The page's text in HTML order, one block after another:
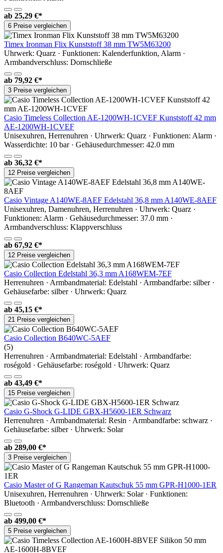
ab 25,29 €*
6 Preise vergleichen
Timex Ironman Flix Kunststoff 38 mm TW5M63200
Uhrwerk: Quarz · Funktionen: Kalenderfunktion, Alarm ·
Armbandverschluss: Dornschließe
ab 79,92 €*
3 Preise vergleichen
Casio Timeless Collection AE-1200WH-1CVEF Kunststoff 42 mm
AE-1200WH-1CVEF
Unisexuhren, Herrenuhren · Uhrwerk: Quarz · Funktionen: Alarm ·
Wasserdichte: 10 bar · Gehäusedurchmesser: 42.0 mm
ab 36,32 €*
12 Preise vergleichen
Casio Vintage A140WE-8AEF Edelstahl 36,8 mm A140WE-8AEF
Unisexuhren, Damenuhren, Herrenuhren · Uhrwerk: Quarz ·
Funktionen: Alarm · Gehäusedurchmesser: 37.0 mm ·
Armbandverschluss: Klappverschluss
ab 67,92 €*
12 Preise vergleichen
Casio Collection Edelstahl 36,3 mm A168WEM-7EF
Herrenuhren · Armbandmaterial: Edelstahl · Armbandfarbe: silber ·
Gehäusefarbe: silber · Uhrwerk: Quarz
ab 45,15 €*
21 Preise vergleichen
Casio Collection B640WC-5AEF
(5)
Herrenuhren · Armbandmaterial: Edelstahl · Armbandfarbe:
roségold · Gehäusefarbe: roségold · Uhrwerk: Quarz
ab 43,49 €*
15 Preise vergleichen
Casio G-Shock G-LIDE GBX-H5600-1ER Schwarz
Herrenuhren · Armbandmaterial: Resin · Armbandfarbe: schwarz ·
Gehäusefarbe: silber · Uhrwerk: Solar
ab 289,00 €*
3 Preise vergleichen
Casio Master of G Rangeman Kautschuk 55 mm GPR-H1000-1ER
Unisexuhren, Herrenuhren · Uhrwerk: Solar · Funktionen:
Bluetooth · Armbandverschluss: Dornschließe
ab 499,00 €*
5 Preise vergleichen